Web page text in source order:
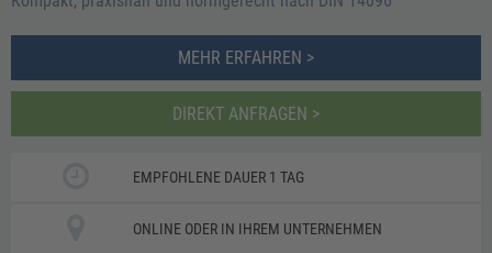
MEHR ERFAHREN >
DIREKT ANFRAGEN >
EMPFOHLENE DAUER 1 TAG
ONLINE ODER IN IHREM UNTERNEHMEN